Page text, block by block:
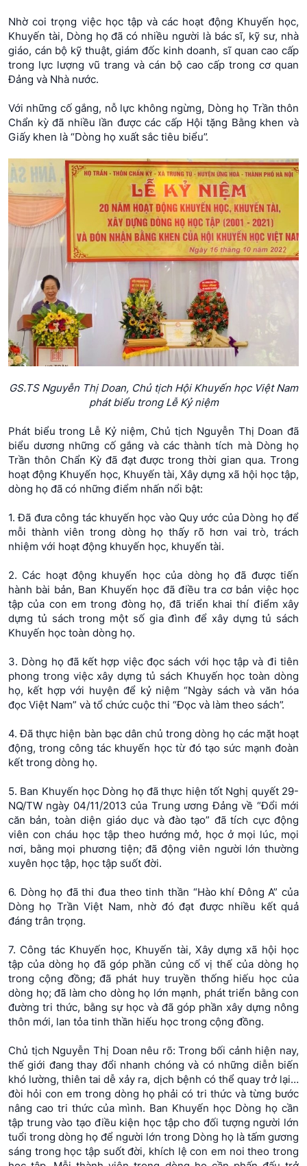
Nhờ coi trọng việc học tập và các hoạt động Khuyến học,
Khuyến tài, Dòng họ đã có nhiều người là bác sĩ, kỹ sư, nhà
giáo, cán bộ kỹ thuật, giám đốc kinh doanh, sĩ quan cao cấp
trong lực lượng vũ trang và cán bộ cao cấp trong cơ quan
Đảng và Nhà nước.
Với những cố gắng, nỗ lực không ngừng, Dòng họ Trần thôn
Chẩn kỳ đã nhiều lần được các cấp Hội tặng Bằng khen và
Giấy khen là “Dòng họ xuất sắc tiêu biểu”.
GS.TS Nguyễn Thị Doan, Chủ tịch Hội Khuyến học Việt Nam
phát biểu trong Lễ Kỷ niệm
Phát biểu trong Lễ Kỷ niệm, Chủ tịch Nguyễn Thị Doan đã
biểu dương những cố gắng và các thành tích mà Dòng họ
Trần thôn Chẩn Kỳ đã đạt được trong thời gian qua. Trong
hoạt động Khuyến học, Khuyến tài, Xây dựng xã hội học tập,
dòng họ đã có những điểm nhấn nổi bật:
1. Đã đưa công tác khuyến học vào Quy ước của Dòng họ để
mỗi thành viên trong dòng họ thấy rõ hơn vai trò, trách
nhiệm với hoạt động khuyến học, khuyến tài.
2. Các hoạt động khuyến học của dòng họ đã được tiến
hành bài bản, Ban Khuyến học đã điều tra cơ bản việc học
tập của con em trong đòng họ, đã triển khai thí điểm xây
dựng tủ sách trong một số gia đình để xây dựng tủ sách
Khuyến học toàn dòng họ.
3. Dòng họ đã kết hợp việc đọc sách với học tập và đi tiên
phong trong việc xây dựng tủ sách Khuyến học toàn dòng
họ, kết hợp với huyện để kỷ niệm “Ngày sách và văn hóa
đọc Việt Nam” và tổ chức cuộc thi “Đọc và làm theo sách”.
4. Đã thực hiện bàn bạc dân chủ trong dòng họ các mặt hoạt
động, trong công tác khuyến học từ đó tạo sức mạnh đoàn
kết trong dòng họ.
5. Ban Khuyến học Dòng họ đã thực hiện tốt Nghị quyết 29-
NQ/TW ngày 04/11/2013 của Trung ương Đảng về “Đổi mới
căn bản, toàn diện giáo dục và đào tạo” đã tích cực động
viên con cháu học tập theo hướng mở, học ở mọi lúc, mọi
nơi, bằng mọi phương tiện; đã động viên người lớn thường
xuyên học tập, học tập suốt đời.
6. Dòng họ đã thi đua theo tinh thần “Hào khí Đông A” của
Dòng họ Trần Việt Nam, nhờ đó đạt được nhiều kết quả
đáng trân trọng.
7. Công tác Khuyến học, Khuyến tài, Xây dựng xã hội học
tập của dòng họ đã góp phần củng cố vị thế của dòng họ
trong cộng đồng; đã phát huy truyền thống hiếu học của
dòng họ; đã làm cho dòng họ lớn mạnh, phát triển bằng con
đường tri thức, bằng sự học và đã góp phần xây dựng nông
thôn mới, lan tỏa tinh thần hiếu học trong cộng đồng.
Chủ tịch Nguyễn Thị Doan nêu rõ: Trong bối cảnh hiện nay,
thế giới đang thay đổi nhanh chóng và có những diễn biến
khó lường, thiên tai dễ xảy ra, dịch bệnh có thể quay trở lại…
đòi hỏi con em trong dòng họ phải có tri thức và từng bước
nâng cao tri thức của mình. Ban Khuyến học Dòng họ cần
tập trung vào tạo điều kiện học tập cho đối tượng người lớn
tuổi trong dòng họ để người lớn trong Dòng họ là tấm gương
sáng trong học tập suốt đời, khích lệ con em noi theo trong